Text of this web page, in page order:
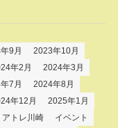
9月
2023年10月
年2月
2024年3月
7月
2024年8月
年12月
2025年1月
アトレ川崎
イベント